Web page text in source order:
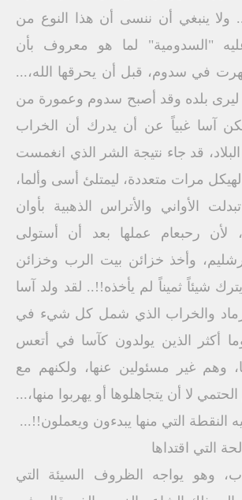
ولا ينبغي أن ننسى أن هذا النوع من
"السدومية" لما هو معروف بأن
في سدوم، قبل أن يحرقها الله،...
ليرى بلده وقد أصبح سدوم وعمورة من
يكن آسا غبياً عن أن يدرك أن الخراب
قد جاء نتيجة الشر الذي انغمست
مرات متعددة، ليمتلئ أسى وألما،
الأواني والأتراس الذهبية بأوان
لأن رحبعام عملها بعد أن أستولى
وأخذ خزائن بيت الرب وخزائن
شيئاً ثميناً لم يأخذه!!.. لقد ولد آسا
والخراب الذي شمل كل شيء في
أكثر الذين يولدون كآسا في أتعس
وهم غير مسئولين عنها، ولكنهم مع
لا أن يتجاهلوها أو يهربوا منها،...
النقطة التي منها يبدءون ويعملون!!...
التي اقتداها
وهو يواجه الظروف السيئة التي